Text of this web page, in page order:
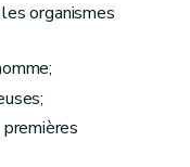
organismes